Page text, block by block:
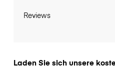
Reviews
Laden Sie sich unsere